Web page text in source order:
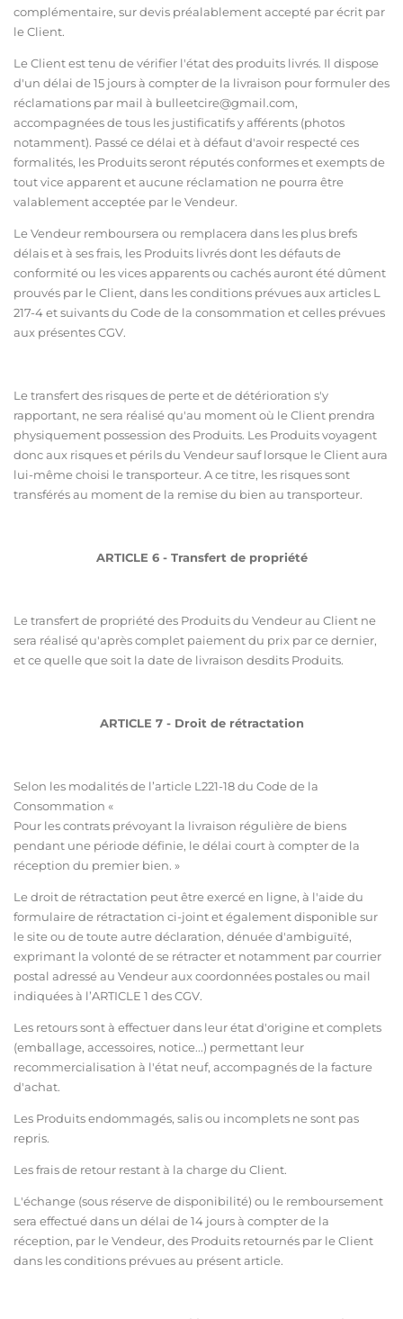
complémentaire, sur devis préalablement accepté par écrit par
le Client.
Le Client est tenu de vérifier l'état des produits livrés. Il dispose
d'un délai de 15 jours à compter de la livraison pour formuler des
réclamations par mail à bulleetcire@gmail.com,
accompagnées de tous les justificatifs y afférents (photos
notamment). Passé ce délai et à défaut d'avoir respecté ces
formalités, les Produits seront réputés conformes et exempts de
tout vice apparent et aucune réclamation ne pourra être
valablement acceptée par le Vendeur.
Le Vendeur remboursera ou remplacera dans les plus brefs
délais et à ses frais, les Produits livrés dont les défauts de
conformité ou les vices apparents ou cachés auront été dûment
prouvés par le Client, dans les conditions prévues aux articles L
217-4 et suivants du Code de la consommation et celles prévues
aux présentes CGV.
Le transfert des risques de perte et de détérioration s'y
rapportant, ne sera réalisé qu'au moment où le Client prendra
physiquement possession des Produits. Les Produits voyagent
donc aux risques et périls du Vendeur sauf lorsque le Client aura
lui-même choisi le transporteur. A ce titre, les risques sont
transférés au moment de la remise du bien au transporteur.
ARTICLE 6 - Transfert de propriété
Le transfert de propriété des Produits du Vendeur au Client ne
sera réalisé qu'après complet paiement du prix par ce dernier,
et ce quelle que soit la date de livraison desdits Produits.
ARTICLE 7 - Droit de rétractation
Selon les modalités de l’article L221-18 du Code de la
Consommation «
Pour les contrats prévoyant la livraison régulière de biens
pendant une période définie, le délai court à compter de la
réception du premier bien. »
Le droit de rétractation peut être exercé en ligne, à l'aide du
formulaire de rétractation ci-joint et également disponible sur
le site ou de toute autre déclaration, dénuée d'ambiguïté,
exprimant la volonté de se rétracter et notamment par courrier
postal adressé au Vendeur aux coordonnées postales ou mail
indiquées à l’ARTICLE 1 des CGV.
Les retours sont à effectuer dans leur état d'origine et complets
(emballage, accessoires, notice...) permettant leur
recommercialisation à l'état neuf, accompagnés de la facture
d'achat.
Les Produits endommagés, salis ou incomplets ne sont pas
repris.
Les frais de retour restant à la charge du Client.
L'échange (sous réserve de disponibilité) ou le remboursement
sera effectué dans un délai de 14 jours à compter de la
réception, par le Vendeur, des Produits retournés par le Client
dans les conditions prévues au présent article.